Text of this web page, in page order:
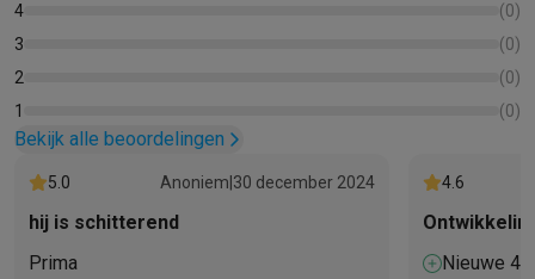
4
(0)
3
(0)
2
(0)
1
(0)
Bekijk alle beoordelingen
5.0 Anoniem 30 december 2024
hij is schitterend
Prima
4.6
Nieuwe